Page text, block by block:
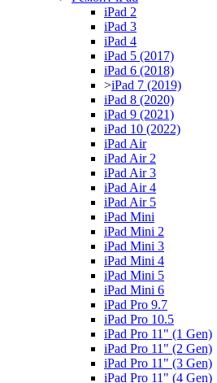
iPad 2
iPad 3
iPad 4
iPad 5 (2017)
iPad 6 (2018)
>iPad 7 (2019)
iPad 8 (2020)
iPad 9 (2021)
iPad 10 (2022)
iPad Air
iPad Air 2
iPad Air 3
iPad Air 4
iPad Air 5
iPad Mini
iPad Mini 2
iPad Mini 3
iPad Mini 4
iPad Mini 5
iPad Mini 6
iPad Pro 9.7
iPad Pro 10.5
iPad Pro 11" (1 Gen)
iPad Pro 11" (2 Gen)
iPad Pro 11" (3 Gen)
iPad Pro 11" (4 Gen)